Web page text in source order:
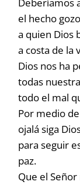
el hecho
a quien Dios
a costa de la
Dios nos ha
todas
todo el mal
Por medio
ojalá siga
para seguir
paz.
Que el